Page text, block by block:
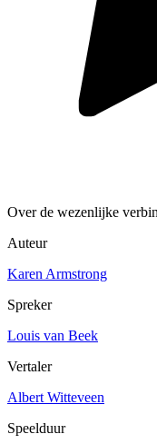
Over de wezenlijke
Auteur
Karen Armstrong
Spreker
Louis van Beek
Vertaler
Albert Witteveen
Speelduur